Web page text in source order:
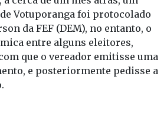
Votuporanga foi protocolado
da FEF (DEM), no entanto, o
entre alguns eleitores,
que o vereador emitisse uma
e posteriormente pedisse a